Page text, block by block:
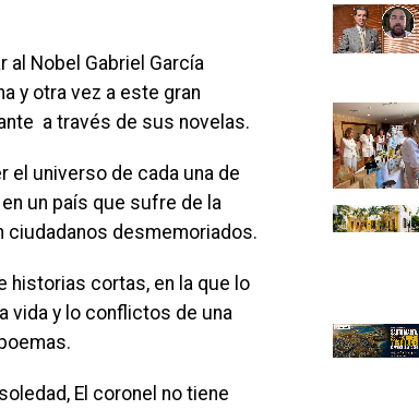
al Nobel Gabriel García
y otra vez a este gran
a través de sus novelas.
el universo de cada una de
un país que sufre de la
ciudadanos desmemoriados.
historias cortas, en la que lo
vida y lo conflictos de una
El coronel no tiene